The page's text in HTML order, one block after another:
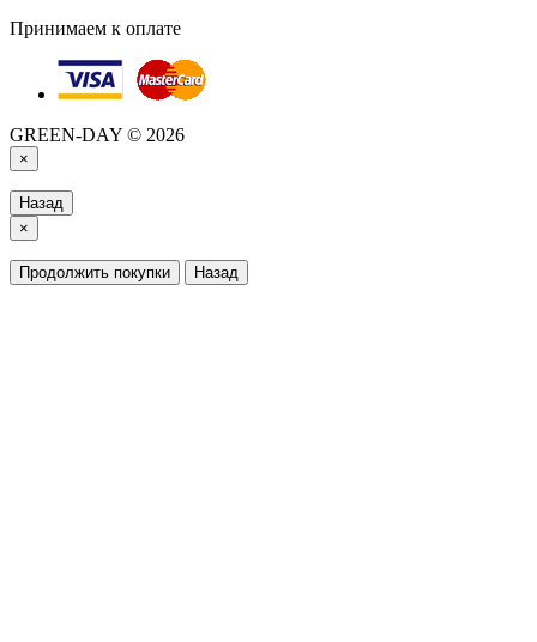
Принимаем к оплате
GREEN-DAY © 2026
×
Назад
×
Продолжить покупки Назад